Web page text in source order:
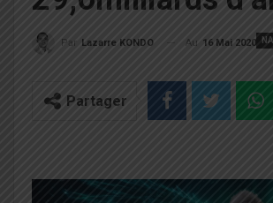
Par Lazarre KONDO Au 16 Mai 2020
Partager